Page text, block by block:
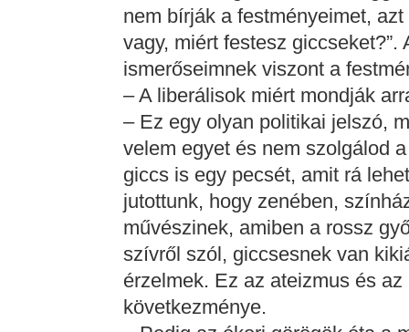
nem bírják a festményeimet,
vagy, miért festesz
ismerőseimnek viszont a
– A liberálisok miért mondják
– Ez egy olyan politikai jelszó,
velem egyet és nem szolgálod
giccs is egy pecsét, amit rá
jutottunk, hogy zenében,
művészinek, amiben a rossz
szívről szól, giccsesnek van
érzelmek. Ez az ateizmus és
következménye.